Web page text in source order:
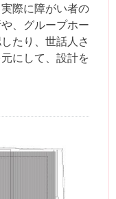
際に障がい者の
、グループホー
たり、世話人さ
にして、設計を